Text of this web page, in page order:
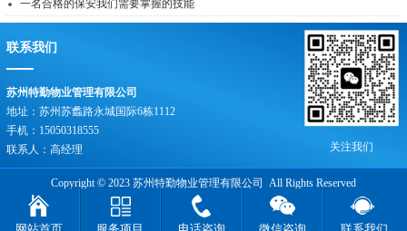
一名合格的保安我们需要掌握的技能
关注我们
联系我们
苏州特勤物业管理有限公司
地址：苏州苏蠡路永城国际6栋1112
手机：15050318555
联系人：高经理
Copyright © 2023 苏州特勤物业管理有限公司 All Rights Reserved